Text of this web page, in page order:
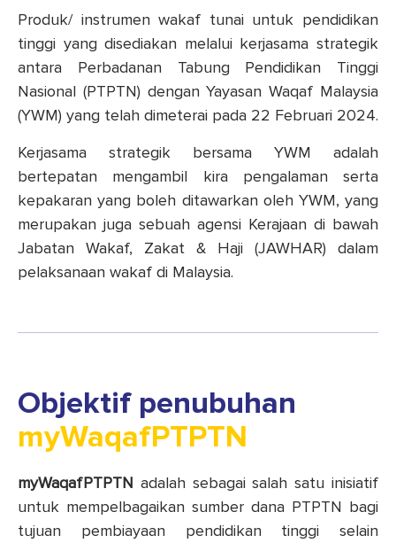
Produk/ instrumen wakaf tunai untuk pendidikan
tinggi yang disediakan melalui kerjasama strategik
antara Perbadanan Tabung Pendidikan Tinggi
Nasional (PTPTN) dengan Yayasan Waqaf Malaysia
(YWM) yang telah dimeterai pada 22 Februari 2024.
Kerjasama strategik bersama YWM adalah
bertepatan mengambil kira pengalaman serta
kepakaran yang boleh ditawarkan oleh YWM, yang
merupakan juga sebuah agensi Kerajaan di bawah
Jabatan Wakaf, Zakat & Haji (JAWHAR) dalam
pelaksanaan wakaf di Malaysia.
Objektif penubuhan
myWaqafPTPTN
myWaqafPTPTN adalah sebagai salah satu inisiatif
untuk mempelbagaikan sumber dana PTPTN bagi
tujuan pembiayaan pendidikan tinggi selain